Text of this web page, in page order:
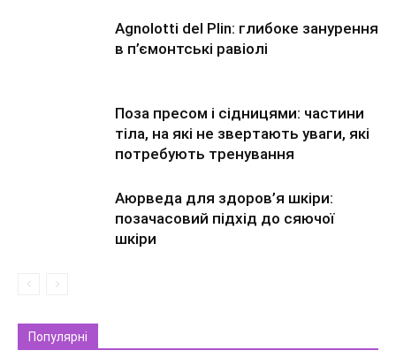
Agnolotti del Plin: глибоке занурення
в п’ємонтські равіолі
Поза пресом і сідницями: частини
тіла, на які не звертають уваги, які
потребують тренування
Аюрведа для здоров’я шкіри:
позачасовий підхід до сяючої
шкіри
Популярні